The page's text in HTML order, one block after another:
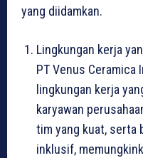
yang diidamkan.
Lingkungan kerja
PT Venus Ceramica
lingkungan kerja
karyawan
tim yang kuat, serta
inklusif,